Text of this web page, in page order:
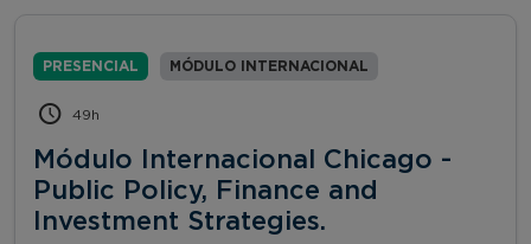
PRESENCIAL MÓDULO INTERNACIONAL
49h
Módulo Internacional Chicago -
Public Policy, Finance and
Investment Strategies.